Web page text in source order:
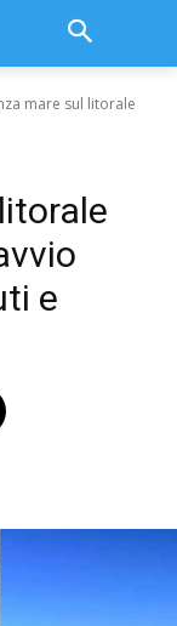
mare sul litorale
e